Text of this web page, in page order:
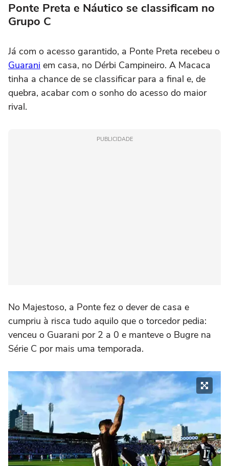
Ponte Preta e Náutico se classificam no
Grupo C
Já com o acesso garantido, a Ponte Preta recebeu o
Guarani em casa, no Dérbi Campineiro. A Macaca
tinha a chance de se classificar para a final e, de
quebra, acabar com o sonho do acesso do maior
rival.
PUBLICIDADE
No Majestoso, a Ponte fez o dever de casa e
cumpriu à risca tudo aquilo que o torcedor pedia:
venceu o Guarani por 2 a 0 e manteve o Bugre na
Série C por mais uma temporada.